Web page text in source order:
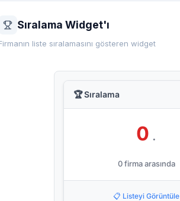
Sıralama Widget'ı
liste sıralamasını gösteren widget
🏆 Sıralama
0 .
0 firma arasında
📋 Listeyi Görüntüle